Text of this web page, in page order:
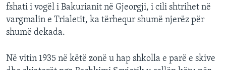
fshati i vogël i Bakurianit në Gjeorgji, i cili shtrihet në
vargmalin e Trialetit, ka tërhequr shumë njerëz për
shumë dekada.
Në vitin 1935 në këtë zonë u hap shkolla e parë e skive